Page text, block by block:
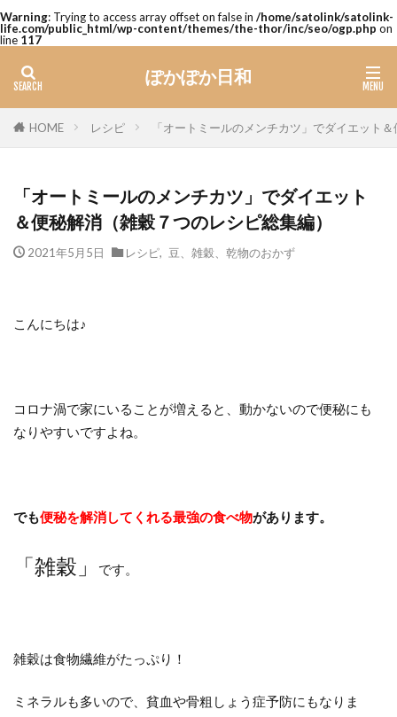
Warning: Trying to access array offset on false in /home/satolink/satolink-
life.com/public_html/wp-content/themes/the-thor/inc/seo/ogp.php on
line 117
ぽかぽか日和
HOME レシピ 「オートミールのメンチカツ」でダイエット
「オートミールのメンチカツ」でダイエット
＆便秘解消（雑穀７つのレシピ総集編）
2021年5月5日 レシピ 豆、雑穀、乾物のおかず
こんにちは♪
コロナ渦で家にいることが増えると、動かないので便秘にも
なりやすいですよね。
でも便秘を解消してくれる最強の食べ物があります。
「雑穀」 です。
雑穀は食物繊維がたっぷり！
ミネラルも多いので、貧血や骨粗しょう症予防にもなりま